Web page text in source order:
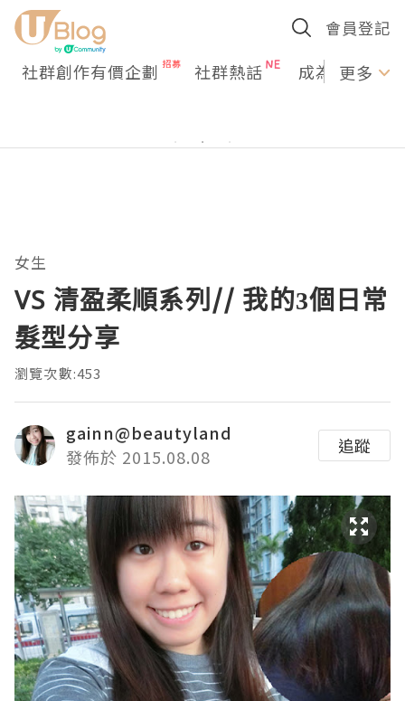
會員登記
社群創作有價企劃 社群熱話 成為U更多
女生
VS 清盈柔順系列// 我的3個日常
髮型分享
瀏覽次數:453
gainn@beautyland
發佈於 2015.08.08
追蹤